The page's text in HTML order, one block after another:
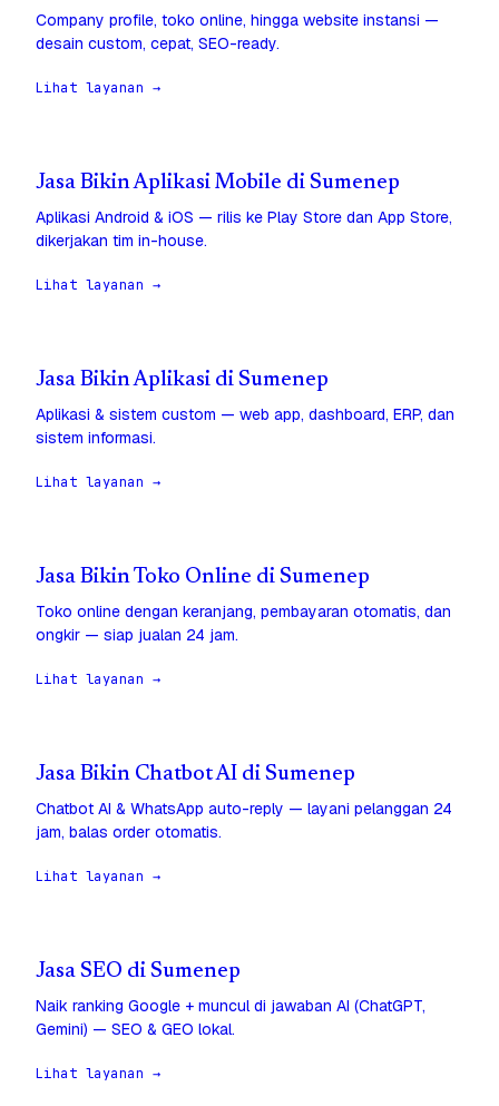
Company profile, toko online, hingga website instansi —
desain custom, cepat, SEO-ready.
Lihat layanan →
Jasa Bikin Aplikasi Mobile di Sumenep
Aplikasi Android & iOS — rilis ke Play Store dan App Store,
dikerjakan tim in-house.
Lihat layanan →
Jasa Bikin Aplikasi di Sumenep
Aplikasi & sistem custom — web app, dashboard, ERP, dan
sistem informasi.
Lihat layanan →
Jasa Bikin Toko Online di Sumenep
Toko online dengan keranjang, pembayaran otomatis, dan
ongkir — siap jualan 24 jam.
Lihat layanan →
Jasa Bikin Chatbot AI di Sumenep
Chatbot AI & WhatsApp auto-reply — layani pelanggan 24
jam, balas order otomatis.
Lihat layanan →
Jasa SEO di Sumenep
Naik ranking Google + muncul di jawaban AI (ChatGPT,
Gemini) — SEO & GEO lokal.
Lihat layanan →